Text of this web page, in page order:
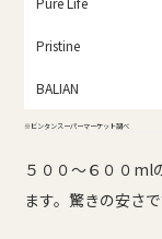
Pristine
BALIAN
※ビンタンスーパーマーケット調べ
５００～６００ml
ます。驚きの安さで